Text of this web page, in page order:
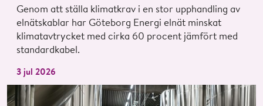
Genom att ställa klimatkrav i en stor upphandling av
elnätskablar har Göteborg Energi elnät minskat
klimatavtrycket med cirka 60 procent jämfört med
standardkabel.
3 jul 2026